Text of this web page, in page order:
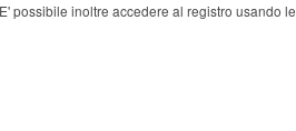
E' possibile inoltre accedere al registro usando le